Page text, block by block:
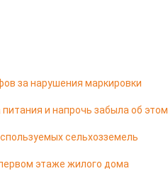
за нарушения маркировки
и напрочь забыла об этом
сельхозземель
этаже жилого дома